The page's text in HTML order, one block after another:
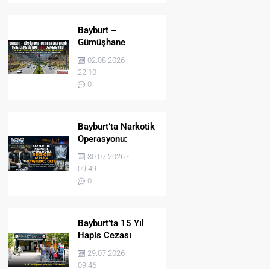
Bayburt –
Gümüşhane
Hattında Elektronik
Denetleme Sistemi
(EDS) Devreye Girdi
02.08.2026 -
22:10
0
Bayburt’ta Narkotik
Operasyonu:
Midesinden 47
Parça Uyuşturucu
Çıktı!
30.07.2026 -
09:49
0
Bayburt’ta 15 Yıl
Hapis Cezası
Bulunan Şahıs
JASAT’ın
29.07.2026 -
09:46